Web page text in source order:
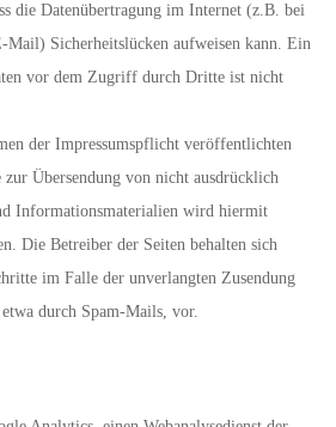
die Datenübertragung im Internet (z.B. bei
Sicherheitslücken aufweisen kann. Ein
vor dem Zugriff durch Dritte ist nicht
der Impressumspflicht veröffentlichten
Übersendung von nicht ausdrücklich
Informationsmaterialien wird hiermit
Die Betreiber der Seiten behalten sich
im Falle der unverlangten Zusendung
durch Spam-Mails, vor.